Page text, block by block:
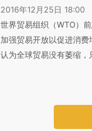
2016年12月25日 18:00
世界贸易组织（WTO）
加强贸易开放以促进消
认为全球贸易没有萎缩